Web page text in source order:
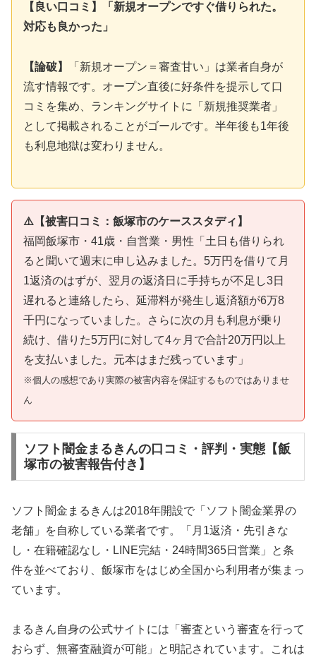
【良い口コミ】「新規オープンですぐ借りられた。
対応も良かった」
【論破】
「新規オープン＝審査甘い」は業者自身が
流す情報です。オープン直後に好条件を提示して口
コミを集め、ランキングサイトに「新規推奨業者」
として掲載されることがゴールです。半年後も1年後
も利息地獄は変わりません。
⚠️【被害口コミ：飯塚市のケーススタディ】
福岡飯塚市・41歳・自営業・男性「土日も借りられ
ると聞いて週末に申し込みました。5万円を借りて月
1返済のはずが、翌月の返済日に手持ちが不足し3日
遅れると連絡したら、延滞料が発生し返済額が6万8
千円になっていました。さらに次の月も利息が乗り
続け、借りた5万円に対して4ヶ月で合計20万円以上
を支払いました。元本はまだ残っています」
※個人の感想であり実際の被害内容を保証するものではありませ
ん
ソフト闇金まるきんの口コミ・評判・実態【飯
塚市の被害報告付き】
ソフト闇金まるきんは2018年開設で「ソフト闇金業界の
老舗」を自称している業者です。「月1返済・先引きな
し・在籍確認なし・LINE完結・24時間365日営業」と条
件を並べており、飯塚市をはじめ全国から利用者が集まっ
ています。
まるきん自身の公式サイトには「審査という審査を行って
おらず、無審査融資が可能」と明記されています。これは